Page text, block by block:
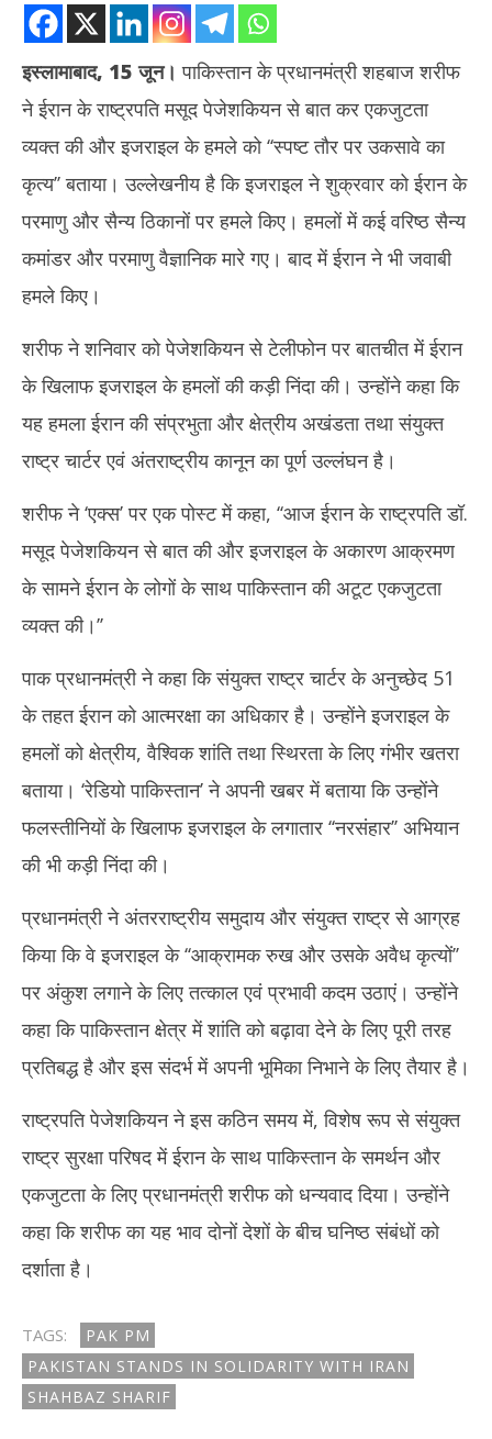
पीएम शहबाज शरीफ का एलान – ईरान के साथ एकजुटता से खड़ा है पाकिस्तान
15,
2025
इस्लामाबाद, 15 जून। पाकिस्तान के प्रधानमंत्री शहबाज शरीफ
ने ईरान के राष्ट्रपति मसूद पेजेशकियन से बात कर एकजुटता
व्यक्त की और इजराइल के हमले को ‘‘स्पष्ट तौर पर उकसावे का
कृत्य’’ बताया। उल्लेखनीय है कि इजराइल ने शुक्रवार को ईरान के
परमाणु और सैन्य ठिकानों पर हमले किए। हमलों में कई वरिष्ठ सैन्य
कमांडर और परमाणु वैज्ञानिक मारे गए। बाद में ईरान ने भी जवाबी
हमले किए।
शरीफ ने शनिवार को पेजेशकियन से टेलीफोन पर बातचीत में ईरान
के खिलाफ इजराइल के हमलों की कड़ी निंदा की। उन्होंने कहा कि
यह हमला ईरान की संप्रभुता और क्षेत्रीय अखंडता तथा संयुक्त
राष्ट्र चार्टर एवं अंतराष्ट्रीय कानून का पूर्ण उल्लंघन है।
शरीफ ने ‘एक्स’ पर एक पोस्ट में कहा, ‘‘आज ईरान के राष्ट्रपति डॉ.
मसूद पेजेशकियन से बात की और इजराइल के अकारण आक्रमण
के सामने ईरान के लोगों के साथ पाकिस्तान की अटूट एकजुटता
व्यक्त की।’’
पाक प्रधानमंत्री ने कहा कि संयुक्त राष्ट्र चार्टर के अनुच्छेद 51
के तहत ईरान को आत्मरक्षा का अधिकार है। उन्होंने इजराइल के
हमलों को क्षेत्रीय, वैश्विक शांति तथा स्थिरता के लिए गंभीर खतरा
बताया। ‘रेडियो पाकिस्तान’ ने अपनी खबर में बताया कि उन्होंने
फलस्तीनियों के खिलाफ इजराइल के लगातार ‘‘नरसंहार’’ अभियान
की भी कड़ी निंदा की।
प्रधानमंत्री ने अंतरराष्ट्रीय समुदाय और संयुक्त राष्ट्र से आग्रह
किया कि वे इजराइल के ‘‘आक्रामक रुख और उसके अवैध कृत्यों’’
पर अंकुश लगाने के लिए तत्काल एवं प्रभावी कदम उठाएं। उन्होंने
कहा कि पाकिस्तान क्षेत्र में शांति को बढ़ावा देने के लिए पूरी तरह
प्रतिबद्ध है और इस संदर्भ में अपनी भूमिका निभाने के लिए तैयार है।
राष्ट्रपति पेजेशकियन ने इस कठिन समय में, विशेष रूप से संयुक्त
राष्ट्र सुरक्षा परिषद में ईरान के साथ पाकिस्तान के समर्थन और
एकजुटता के लिए प्रधानमंत्री शरीफ को धन्यवाद दिया। उन्होंने
कहा कि शरीफ का यह भाव दोनों देशों के बीच घनिष्ठ संबंधों को
दर्शाता है।
TAGS:
PAK PM
PAKISTAN STANDS IN SOLIDARITY WITH IRAN
SHAHBAZ SHARIF